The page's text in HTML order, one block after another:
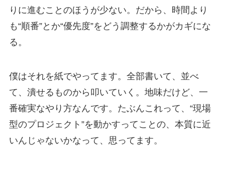
りに進むことのほうが少ない。だから、時間より
も“順番”とか“優先度”をどう調整するかがカギにな
る。
僕はそれを紙でやってます。全部書いて、並べ
て、潰せるものから叩いていく。地味だけど、一
番確実なやり方なんです。たぶんこれって、“現場
型のプロジェクト”を動かすってことの、本質に近
いんじゃないかなって、思ってます。